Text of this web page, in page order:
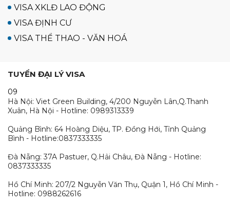
VISA XKLĐ LAO ĐỘNG
VISA ĐỊNH CƯ
VISA THỂ THAO - VĂN HOÁ
TUYỂN ĐẠI LÝ VISA
09
Hà Nội: Viet Green Building, 4/200 Nguyễn Lân,Q.Thanh
Xuân, Hà Nội - Hotline: 0989313339
Quảng Bình: 64 Hoàng Diệu, TP. Đồng Hới, Tỉnh Quảng
Bình - Hotline:0837333335
Đà Nẵng: 37A Pastuer, Q.Hải Châu, Đà Nẵng - Hotline:
0837333335
Hồ Chí Minh: 207/2 Nguyễn Văn Thụ, Quận 1, Hồ Chí Minh -
Hotline: 0988262616